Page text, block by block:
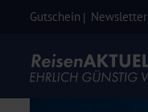
Gutschein Newsletter